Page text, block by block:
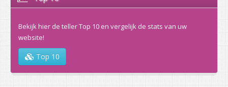
Bekijk hier de teller Top 10 en vergelijk de stats van uw
website!
Top 10